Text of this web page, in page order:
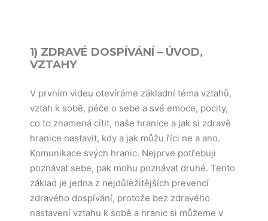
1) ZDRAVÉ DOSPÍVÁNÍ – ÚVOD,
VZTAHY
V prvním videu otevíráme základní téma vztahů,
vztah k sobě, péče o sebe a své emoce, pocity,
co to znamená cítit, naše hranice a jak si zdravě
hranice nastavit, kdy a jak můžu říci ne a ano.
Komunikace svých hranic. Nejprve potřebuji
poznávat sebe, pak mohu poznávat druhé. Tento
základ je jedna z nejdůležitějších prevencí
zdravého dospívání, protože bez zdravého
nastavení vztahu k sobě a hranic si můžeme v